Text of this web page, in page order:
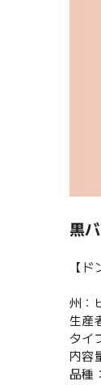
黒
【
州：
生産
タイ
内容
品種